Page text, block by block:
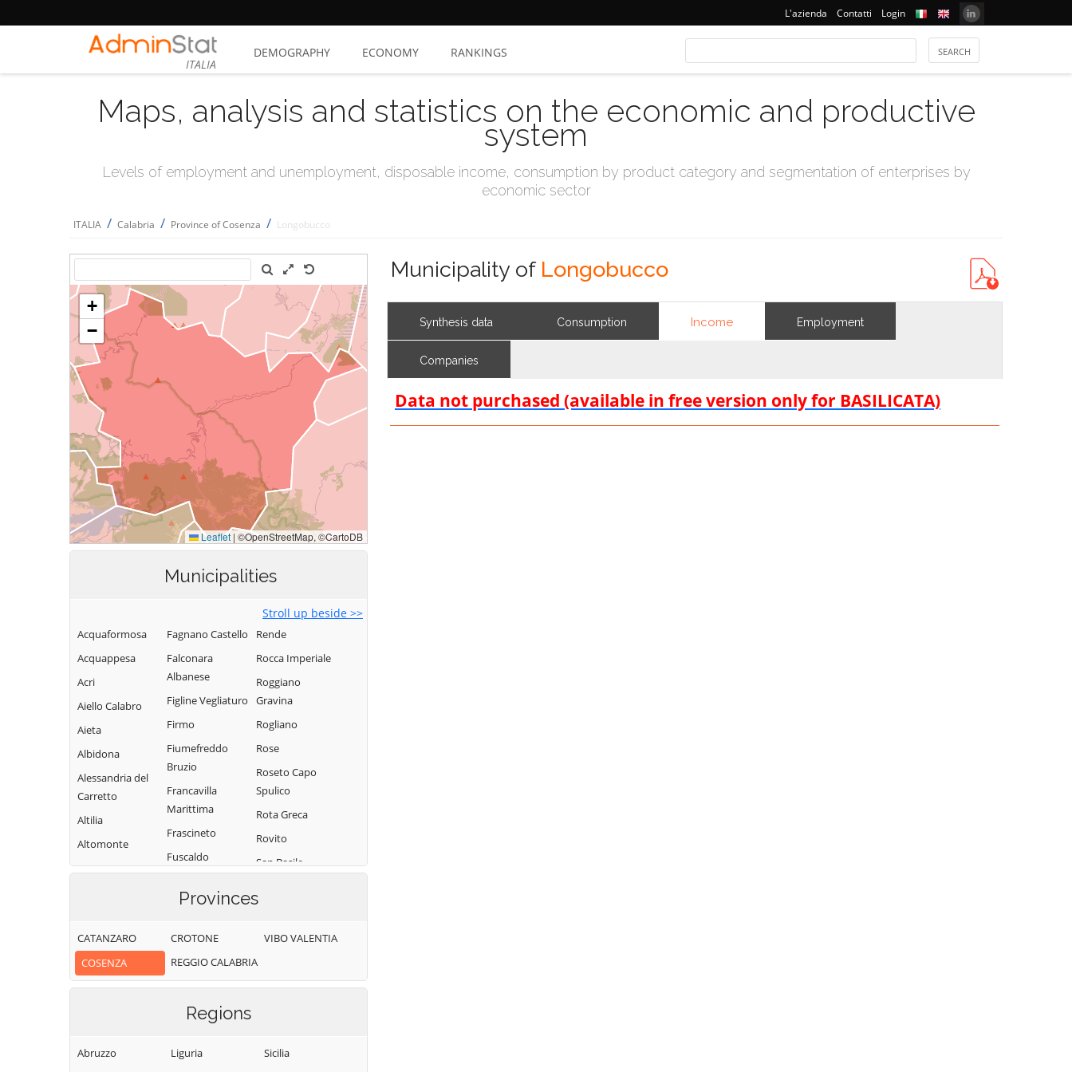
L'azienda Contatti Login
ITALIA
DEMOGRAPHY ECONOMY RANKINGS
Maps, analysis and statistics on the economic and productive
system
Levels of employment and unemployment, disposable income, consumption by product category and segmentation of enterprises by
economic sector
ITALIA / Calabria / Province of Cosenza / Longobucco
Municipalities
Stroll up beside >>
Acquaformosa
Acquappesa
Acri
Aiello Calabro
Aieta
Albidona
Alessandria del
Carretto
Altilia
Altomonte
Amantea
Belmonte
Calabro
Belsito
Bianchi
Fagnano Castello
Falconara
Albanese
Figline Vegliaturo
Firmo
Fiumefreddo
Bruzio
Francavilla
Marittima
Frascineto
Fuscaldo
Grisolia
Piemontese
Lago
Laino Castello
Rende
Rocca Imperiale
Roggiano
Gravina
Rogliano
Rose
Roseto Capo
Spulico
Rota Greca
Rovito
San Basile
Ullano
Albanese
San Demetrio
Corone
San Fili
Provinces
CATANZARO
COSENZA
CROTONE
REGGIO CALABRIA
VIBO VALENTIA
Regions
Abruzzo
Liguria
Sicilia
Municipality of Longobucco
Synthesis data Consumption Income Employment
Companies
Data not purchased (available in free version only for BASILICATA)